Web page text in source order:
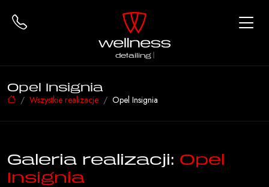
detailing
Opel Insignia
Wszystkie realizacje Opel Insignia
Galeria realizacji: Opel
Insignia